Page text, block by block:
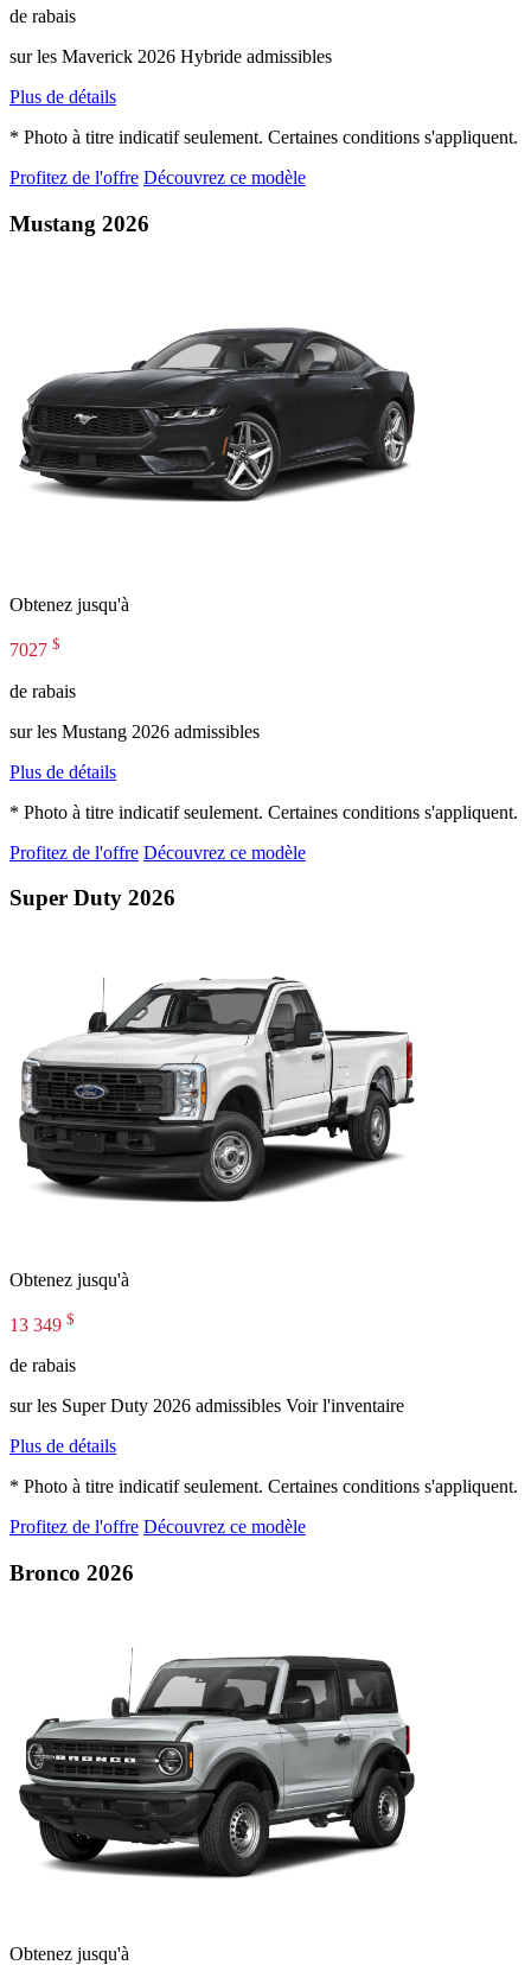
de rabais
sur les Maverick 2026 Hybride admissibles
Plus de détails
* Photo à titre indicatif seulement. Certaines conditions s'appliquent.
Profitez de l'offre Découvrez ce modèle
Mustang 2026
Obtenez jusqu'à
7027 $
de rabais
sur les Mustang 2026 admissibles
Plus de détails
* Photo à titre indicatif seulement. Certaines conditions s'appliquent.
Profitez de l'offre Découvrez ce modèle
Super Duty 2026
Obtenez jusqu'à
13 349 $
de rabais
sur les Super Duty 2026 admissibles Voir l'inventaire
Plus de détails
* Photo à titre indicatif seulement. Certaines conditions s'appliquent.
Profitez de l'offre Découvrez ce modèle
Bronco 2026
Obtenez jusqu'à